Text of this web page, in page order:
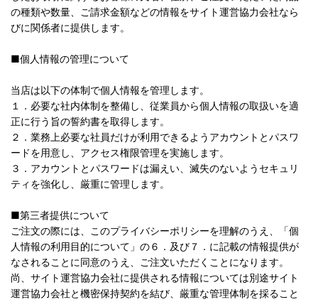
の種類や数量、ご請求金額などの情報をサイト運営協力会社なら
びに関係者に提供します。
■個人情報の管理について
当店は以下の体制で個人情報を管理します。
１．必要な社内体制を整備し、従業員から個人情報の取扱いを適
正に行う旨の誓約書を取得します。
２．業務上必要な社員だけが利用できるようアカウントとパスワ
ードを用意し、アクセス権限管理を実施します。
３．アカウントとパスワードは漏えい、滅失のないようセキュリ
ティを強化し、厳重に管理します。
■第三者提供について
ご注文の際には、このプライバシーポリシーを理解のうえ、「個
人情報の利用目的について」の６．及び７．に記載の情報提供が
なされることに同意のうえ、ご注文いただくことになります。
尚、サイト運営協力会社に提供される情報については別途サイト
運営協力会社と機密保持契約を結び、厳重な管理体制を採ること